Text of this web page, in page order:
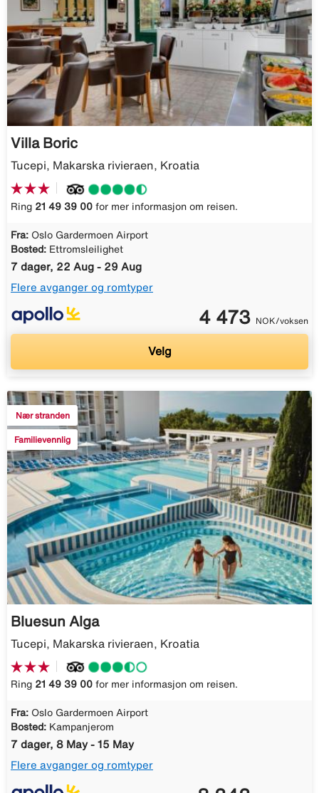
Villa Boric
Tucepi, Makarska rivieraen, Kroatia
Ring 21 49 39 00 for mer informasjon om reisen.
Fra: Oslo Gardermoen Airport
Bosted: Ettromsleilighet
7 dager, 22 Aug - 29 Aug
Flere avganger og romtyper
4 473 NOK/voksen
Velg
Nær stranden
Familievennlig
Bluesun Alga
Tucepi, Makarska rivieraen, Kroatia
Ring 21 49 39 00 for mer informasjon om reisen.
Fra: Oslo Gardermoen Airport
Bosted: Kampanjerom
7 dager, 8 May - 15 May
Flere avganger og romtyper